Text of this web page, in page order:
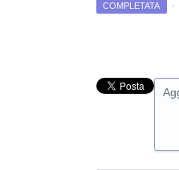
COMPLETATA ·